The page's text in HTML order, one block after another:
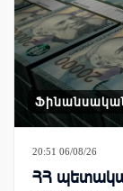
20:51 06/08/26
ՀՀ